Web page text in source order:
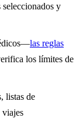
y
las reglas
los límites de
listas de
viajes